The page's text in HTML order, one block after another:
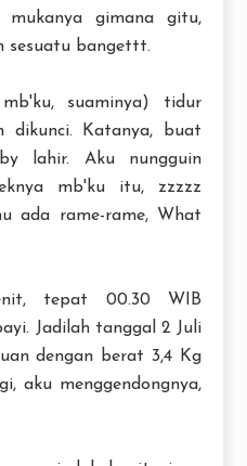
mukanya gimana gitu,
sesuatu bangettt.
suaminya) tidur
dikunci. Katanya, buat
lahir. Aku nungguin
mb'ku itu, zzzzz
ada rame-rame, What
tepat 00.30 WIB
Jadilah tanggal 2 Juli
dengan berat 3,4 Kg
aku menggendongnya,